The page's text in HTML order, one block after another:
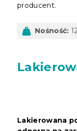
producent.
Nośność:
Lakierowana